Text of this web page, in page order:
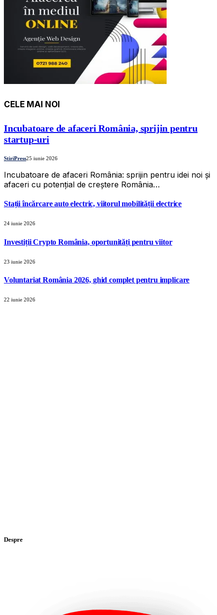
CELE MAI NOI
Incubatoare de afaceri România, sprijin pentru
startup-uri
StiriPress25 iunie 2026
Incubatoare de afaceri România: sprijin pentru idei noi și
afaceri cu potențial de creștere România…
Stații încărcare auto electric, viitorul mobilității electrice
24 iunie 2026
Investiții Crypto România, oportunități pentru viitor
23 iunie 2026
Voluntariat România 2026, ghid complet pentru implicare
22 iunie 2026
Despre